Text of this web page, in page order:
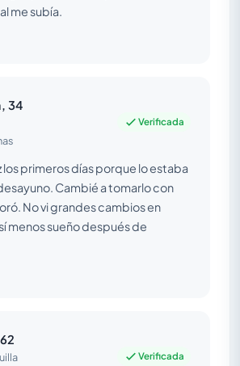
me subía.
34
Verificada
los primeros días porque lo estaba
Cambié a tomarlo con
No vi grandes cambios en
menos sueño después de
Verificada